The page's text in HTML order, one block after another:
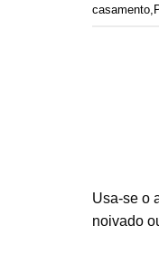
casamento
Usa-se o
noivado